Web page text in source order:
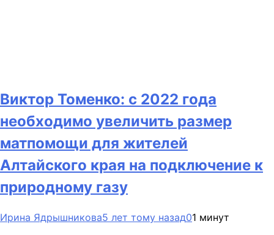
Виктор Томенко: с 2022 года
необходимо увеличить размер
матпомощи для жителей
Алтайского края на подключение к
природному газу
Ирина Ядрышникова5 лет тому назад01 минут